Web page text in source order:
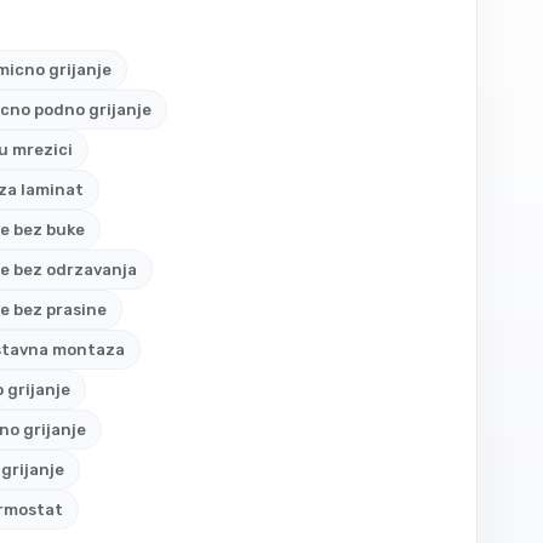
grijanje
podno grijanje
mrezici
laminat
bez buke
bez odrzavanja
bez prasine
montaza
grijanje
grijanje
grijanje